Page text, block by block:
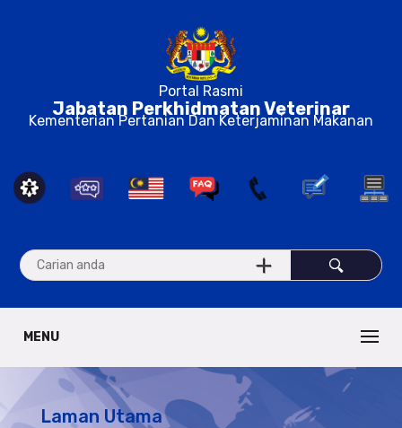
Portal Rasmi
Jabatan Perkhidmatan Veterinar
Kementerian Pertanian Dan Keterjaminan Makanan
MENU
Laman Utama